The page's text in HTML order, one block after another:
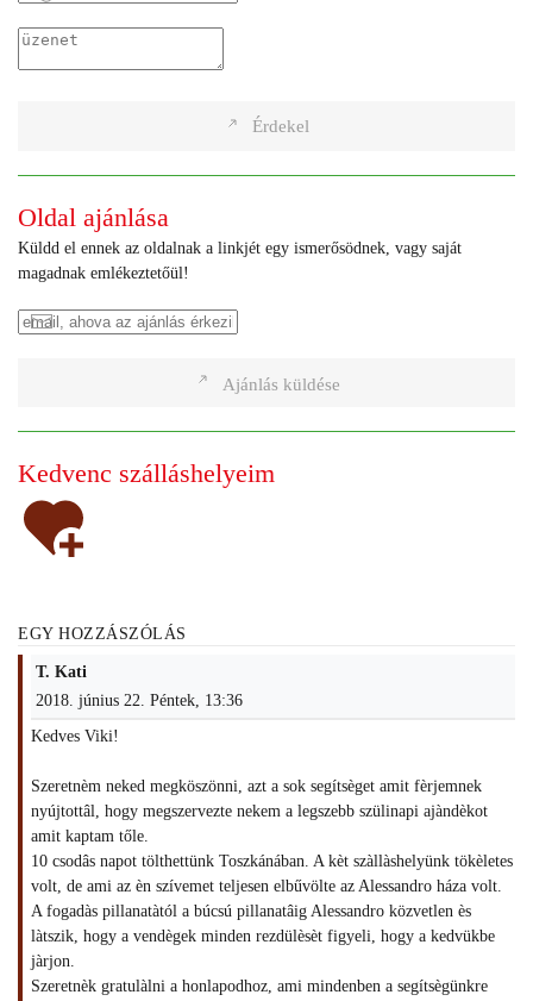
Érdekel
Oldal ajánlása
Küldd el ennek az oldalnak a linkjét egy ismerősödnek, vagy saját
magadnak emlékeztetőül!
Ajánlás küldése
Kedvenc szálláshelyeim
EGY HOZZÁSZÓLÁS
T. Kati
2018. június 22. Péntek, 13:36
Kedves Viki!
Szeretnèm neked megköszönni, azt a sok segítsèget amit fèrjemnek
nyújtottâl, hogy megszervezte nekem a legszebb szülinapi ajàndèkot
amit kaptam tőle.
10 csodâs napot tölthettünk Toszkánában. A kèt szàllàshelyünk tökèletes
volt, de ami az èn szívemet teljesen elbűvölte az Alessandro háza volt.
A fogadàs pillanatàtól a búcsú pillanatâig Alessandro közvetlen ès
làtszik, hogy a vendègek minden rezdülèsèt figyeli, hogy a kedvükbe
jàrjon.
Szeretnèk gratulàlni a honlapodhoz, ami mindenben a segítsègünkre